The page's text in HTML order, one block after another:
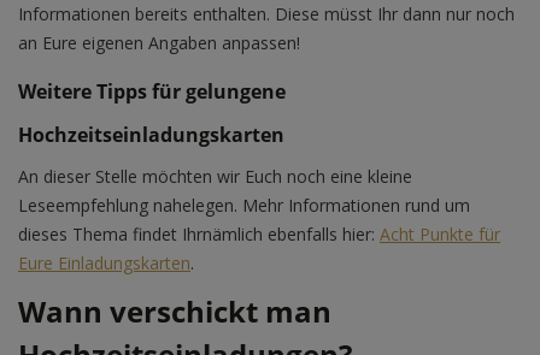
Informationen bereits enthalten. Diese müsst Ihr dann nur noch
an Eure eigenen Angaben anpassen!
Weitere Tipps für gelungene
Hochzeitseinladungskarten
An dieser Stelle möchten wir Euch noch eine kleine
Leseempfehlung nahelegen. Mehr Informationen rund um
dieses Thema findet Ihrnämlich ebenfalls hier: Acht Punkte für
Eure Einladungskarten.
Wann verschickt man